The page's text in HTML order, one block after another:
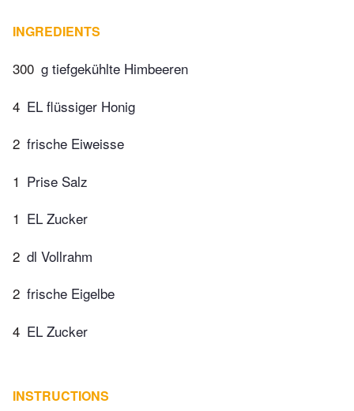
INGREDIENTS
300 g tiefgekühlte Himbeeren
4 EL flüssiger Honig
2 frische Eiweisse
1 Prise Salz
1 EL Zucker
2 dl Vollrahm
2 frische Eigelbe
4 EL Zucker
INSTRUCTIONS